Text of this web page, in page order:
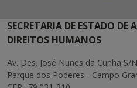
SECRETARIA DE ESTADO DE
DIREITOS HUMANOS
Av. Des. José Nunes da Cunha S/
Parque dos Poderes - Campo